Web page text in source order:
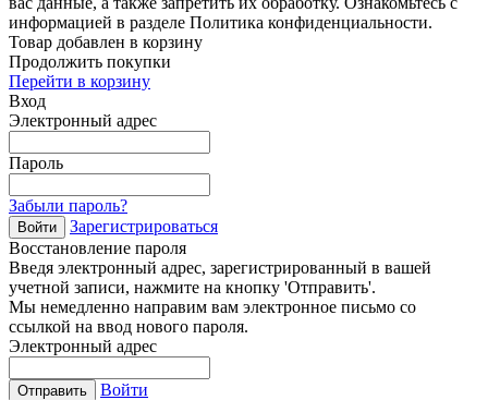
информацией в разделе Политика конфиденциальности.
Товар добавлен в корзину
Продолжить покупки
Перейти в корзину
Вход
Электронный адрес
Пароль
Забыли пароль?
Войти
Зарегистрироваться
Восстановление пароля
Введя электронный адрес, зарегистрированный в вашей
учетной записи, нажмите на кнопку 'Отправить'.
Мы немедленно направим вам электронное письмо со
ссылкой на ввод нового пароля.
Электронный адрес
Отправить
Войти